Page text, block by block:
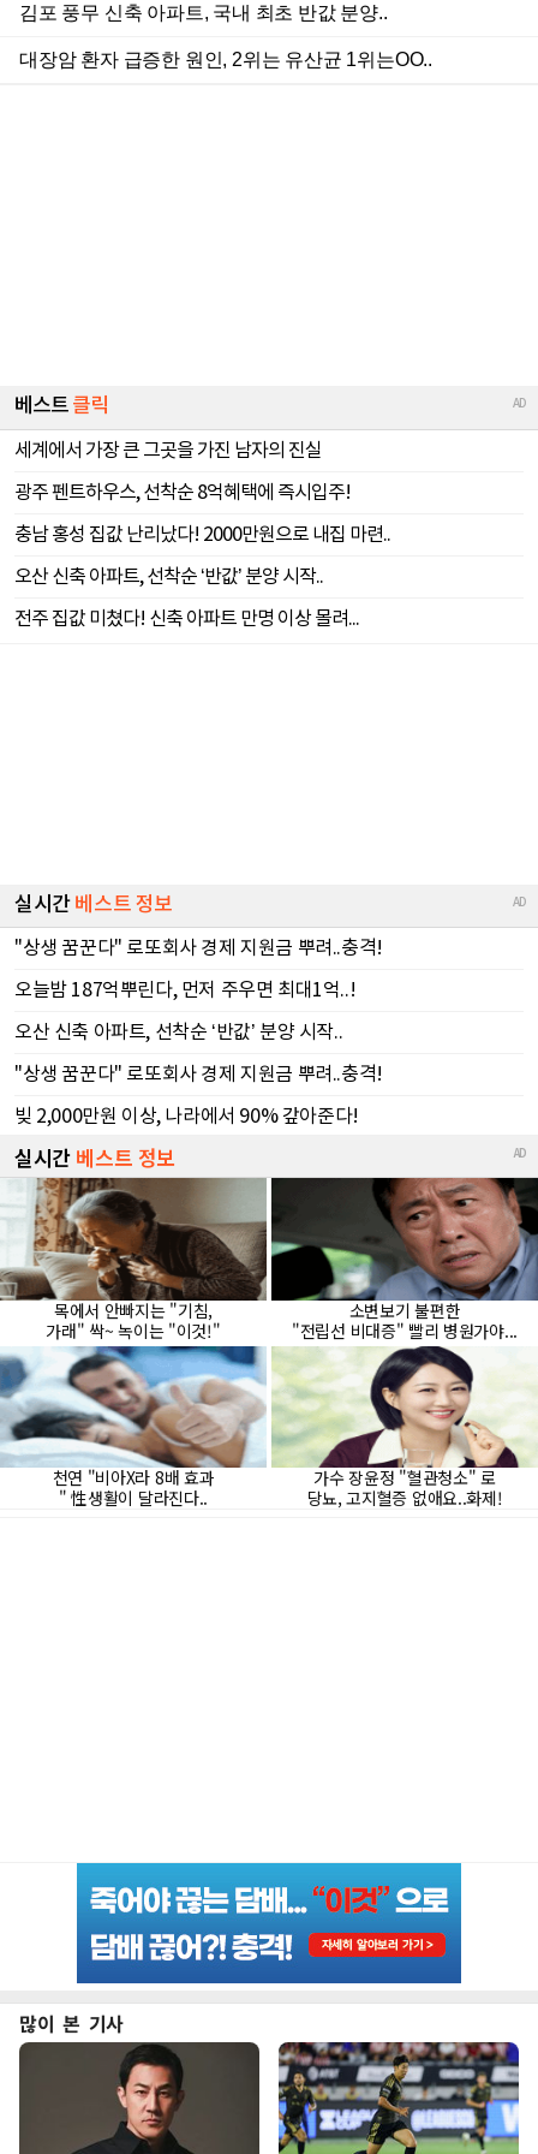
많이 본 기사